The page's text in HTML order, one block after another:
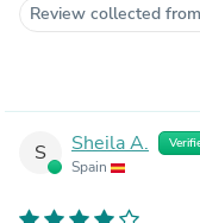
Review collected
S Sheila A.
Spain